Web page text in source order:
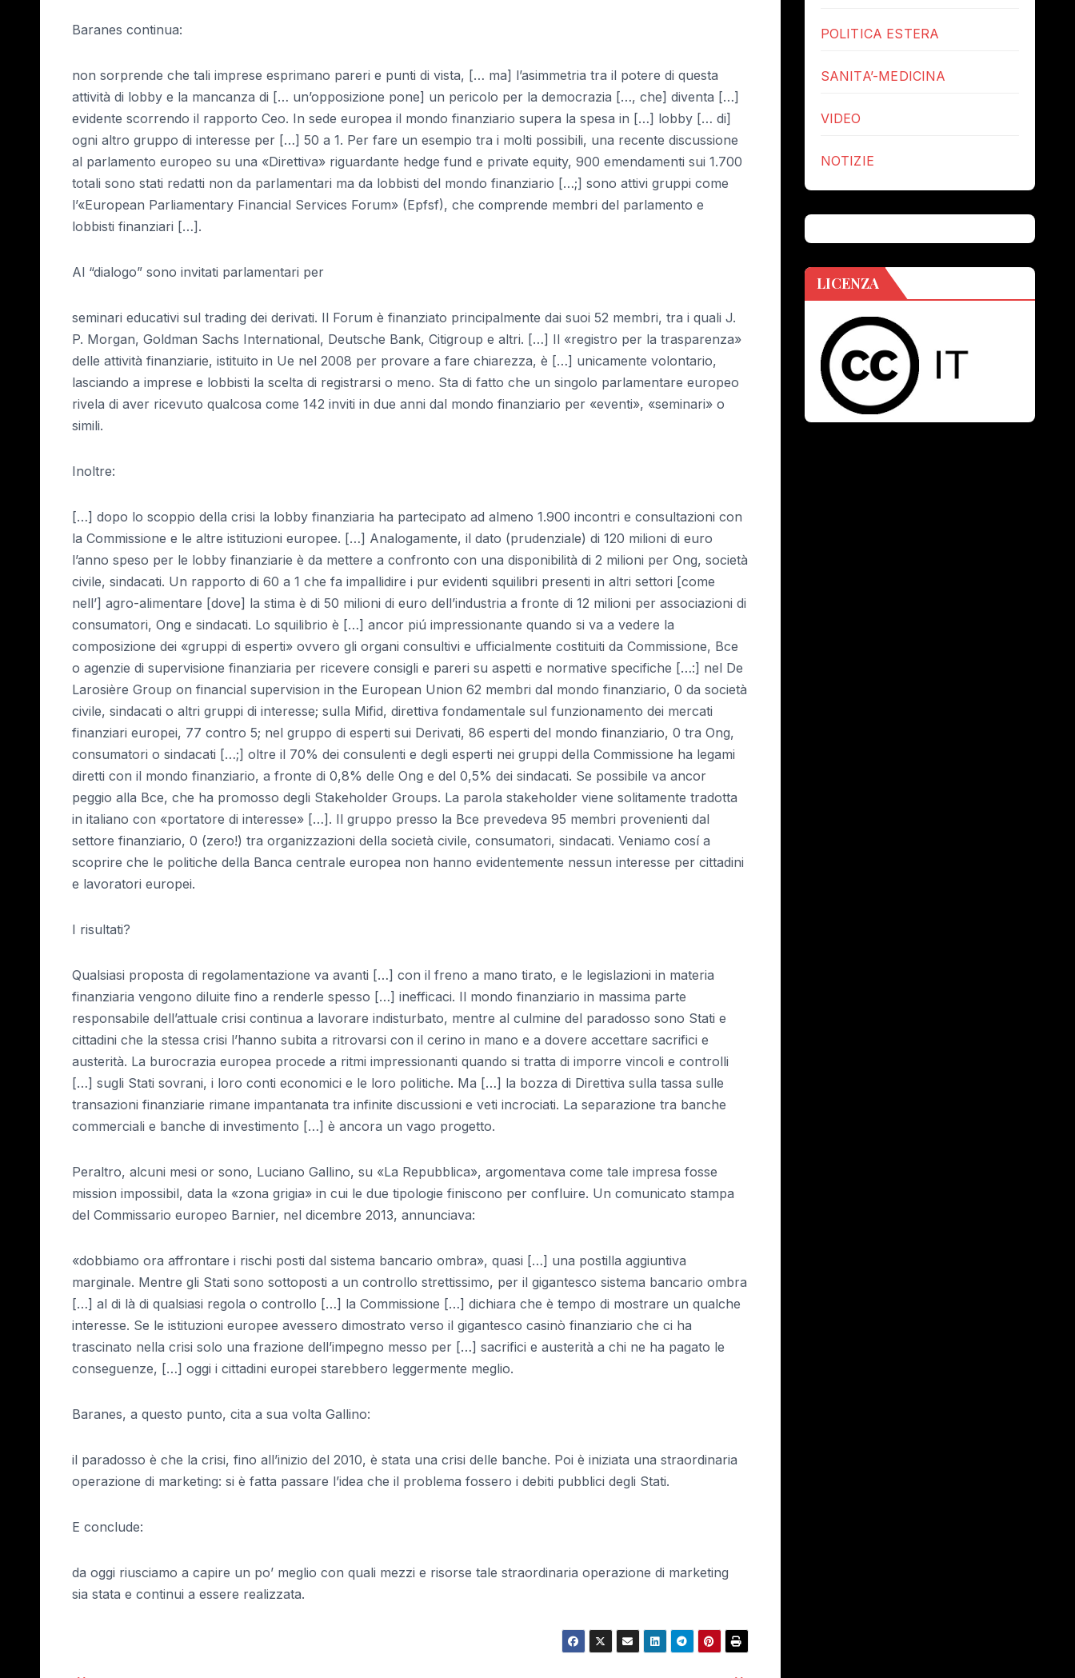
Baranes continua:
non sorprende che tali imprese esprimano pareri e punti di vista, [… ma] l’asimmetria tra il potere di questa
attività di lobby e la mancanza di [… un’opposizione pone] un pericolo per la democrazia […, che] diventa […]
evidente scorrendo il rapporto Ceo. In sede europea il mondo finanziario supera la spesa in […] lobby [… di]
ogni altro gruppo di interesse per […] 50 a 1. Per fare un esempio tra i molti possibili, una recente discussione
al parlamento europeo su una «Direttiva» riguardante hedge fund e private equity, 900 emendamenti sui 1.700
totali sono stati redatti non da parlamentari ma da lobbisti del mondo finanziario […;] sono attivi gruppi come
l’«European Parliamentary Financial Services Forum» (Epfsf), che comprende membri del parlamento e
lobbisti finanziari […].
Al “dialogo” sono invitati parlamentari per
seminari educativi sul trading dei derivati. Il Forum è finanziato principalmente dai suoi 52 membri, tra i quali J.
P. Morgan, Goldman Sachs International, Deutsche Bank, Citigroup e altri. […] Il «registro per la trasparenza»
delle attività finanziarie, istituito in Ue nel 2008 per provare a fare chiarezza, è […] unicamente volontario,
lasciando a imprese e lobbisti la scelta di registrarsi o meno. Sta di fatto che un singolo parlamentare europeo
rivela di aver ricevuto qualcosa come 142 inviti in due anni dal mondo finanziario per «eventi», «seminari» o
simili.
Inoltre:
[…] dopo lo scoppio della crisi la lobby finanziaria ha partecipato ad almeno 1.900 incontri e consultazioni con
la Commissione e le altre istituzioni europee. […] Analogamente, il dato (prudenziale) di 120 milioni di euro
l’anno speso per le lobby finanziarie è da mettere a confronto con una disponibilità di 2 milioni per Ong, società
civile, sindacati. Un rapporto di 60 a 1 che fa impallidire i pur evidenti squilibri presenti in altri settori [come
nell’] agro-alimentare [dove] la stima è di 50 milioni di euro dell’industria a fronte di 12 milioni per associazioni di
consumatori, Ong e sindacati. Lo squilibrio è […] ancor piú impressionante quando si va a vedere la
composizione dei «gruppi di esperti» ovvero gli organi consultivi e ufficialmente costituiti da Commissione, Bce
o agenzie di supervisione finanziaria per ricevere consigli e pareri su aspetti e normative specifiche […:] nel De
Larosière Group on financial supervision in the European Union 62 membri dal mondo finanziario, 0 da società
civile, sindacati o altri gruppi di interesse; sulla Mifid, direttiva fondamentale sul funzionamento dei mercati
finanziari europei, 77 contro 5; nel gruppo di esperti sui Derivati, 86 esperti del mondo finanziario, 0 tra Ong,
consumatori o sindacati […;] oltre il 70% dei consulenti e degli esperti nei gruppi della Commissione ha legami
diretti con il mondo finanziario, a fronte di 0,8% delle Ong e del 0,5% dei sindacati. Se possibile va ancor
peggio alla Bce, che ha promosso degli Stakeholder Groups. La parola stakeholder viene solitamente tradotta
in italiano con «portatore di interesse» […]. Il gruppo presso la Bce prevedeva 95 membri provenienti dal
settore finanziario, 0 (zero!) tra organizzazioni della società civile, consumatori, sindacati. Veniamo cosí a
scoprire che le politiche della Banca centrale europea non hanno evidentemente nessun interesse per cittadini
e lavoratori europei.
I risultati?
Qualsiasi proposta di regolamentazione va avanti […] con il freno a mano tirato, e le legislazioni in materia
finanziaria vengono diluite fino a renderle spesso […] inefficaci. Il mondo finanziario in massima parte
responsabile dell’attuale crisi continua a lavorare indisturbato, mentre al culmine del paradosso sono Stati e
cittadini che la stessa crisi l’hanno subita a ritrovarsi con il cerino in mano e a dovere accettare sacrifici e
austerità. La burocrazia europea procede a ritmi impressionanti quando si tratta di imporre vincoli e controlli
[…] sugli Stati sovrani, i loro conti economici e le loro politiche. Ma […] la bozza di Direttiva sulla tassa sulle
transazioni finanziarie rimane impantanata tra infinite discussioni e veti incrociati. La separazione tra banche
commerciali e banche di investimento […] è ancora un vago progetto.
Peraltro, alcuni mesi or sono, Luciano Gallino, su «La Repubblica», argomentava come tale impresa fosse
mission impossibil, data la «zona grigia» in cui le due tipologie finiscono per confluire. Un comunicato stampa
del Commissario europeo Barnier, nel dicembre 2013, annunciava:
«dobbiamo ora affrontare i rischi posti dal sistema bancario ombra», quasi […] una postilla aggiuntiva
marginale. Mentre gli Stati sono sottoposti a un controllo strettissimo, per il gigantesco sistema bancario ombra
[…] al di là di qualsiasi regola o controllo […] la Commissione […] dichiara che è tempo di mostrare un qualche
interesse. Se le istituzioni europee avessero dimostrato verso il gigantesco casinò finanziario che ci ha
trascinato nella crisi solo una frazione dell’impegno messo per […] sacrifici e austerità a chi ne ha pagato le
conseguenze, […] oggi i cittadini europei starebbero leggermente meglio.
Baranes, a questo punto, cita a sua volta Gallino:
il paradosso è che la crisi, fino all’inizio del 2010, è stata una crisi delle banche. Poi è iniziata una straordinaria
operazione di marketing: si è fatta passare l’idea che il problema fossero i debiti pubblici degli Stati.
E conclude:
da oggi riusciamo a capire un po’ meglio con quali mezzi e risorse tale straordinaria operazione di marketing
sia stata e continui a essere realizzata.
POLITICA ESTERA
SANITA’-MEDICINA
VIDEO
NOTIZIE
LICENZA